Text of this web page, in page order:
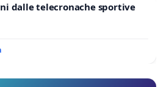
dalle telecronache sportive